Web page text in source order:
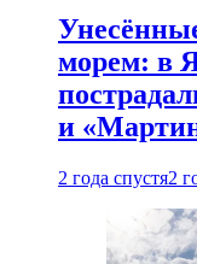
морем: в
и
2 года спустя2